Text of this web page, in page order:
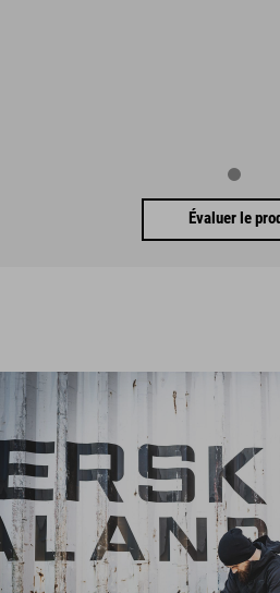
Évaluer le